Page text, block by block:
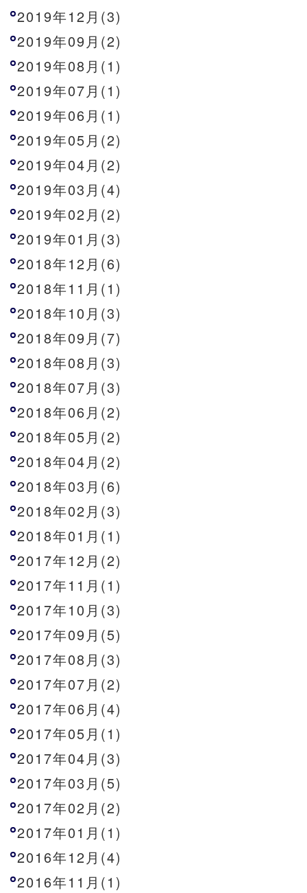
2019年12月(3)
2019年09月(2)
2019年08月(1)
2019年07月(1)
2019年06月(1)
2019年05月(2)
2019年04月(2)
2019年03月(4)
2019年02月(2)
2019年01月(3)
2018年12月(6)
2018年11月(1)
2018年10月(3)
2018年09月(7)
2018年08月(3)
2018年07月(3)
2018年06月(2)
2018年05月(2)
2018年04月(2)
2018年03月(6)
2018年02月(3)
2018年01月(1)
2017年12月(2)
2017年11月(1)
2017年10月(3)
2017年09月(5)
2017年08月(3)
2017年07月(2)
2017年06月(4)
2017年05月(1)
2017年04月(3)
2017年03月(5)
2017年02月(2)
2017年01月(1)
2016年12月(4)
2016年11月(1)